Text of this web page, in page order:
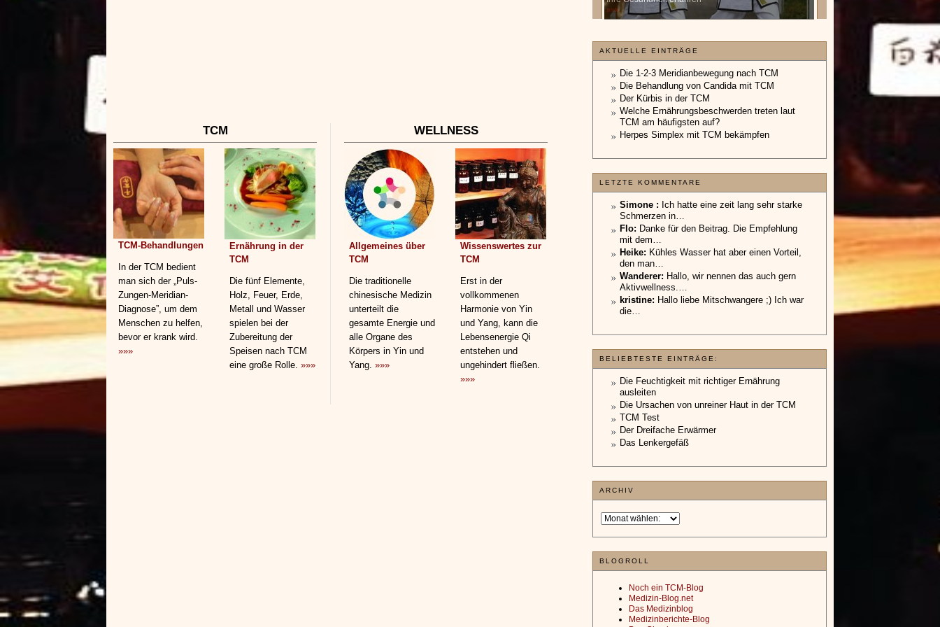
TCM
TCM-Behandlungen
In der TCM bedient
man sich der „Puls-
Zungen-Meridian-
Diagnose”, um dem
Menschen zu helfen,
bevor er krank wird.
»»»
Ernährung in der
TCM
Die fünf Elemente,
Holz, Feuer, Erde,
Metall und Wasser
spielen bei der
Zubereitung der
Speisen nach TCM
eine große Rolle. »»»
WELLNESS
Allgemeines über
TCM
Die traditionelle
chinesische Medizin
unterteilt die
gesamte Energie und
alle Organe des
Körpers in Yin und
Yang. »»»
Wissenswertes zur
TCM
Erst in der
vollkommenen
Harmonie von Yin
und Yang, kann die
Lebensenergie Qi
entstehen und
ungehindert fließen.
»»»
»»»
»»»
AKTUELLE EINTRÄGE
Die 1-2-3 Meridianbewegung nach TCM
Die Behandlung von Candida mit TCM
Der Kürbis in der TCM
Welche Ernährungsbeschwerden treten laut
TCM am häufigsten auf?
Herpes Simplex mit TCM bekämpfen
LETZTE KOMMENTARE
Simone : Ich hatte eine zeit lang sehr starke
Schmerzen in…
Flo: Danke für den Beitrag. Die Empfehlung
mit dem…
Heike: Kühles Wasser hat aber einen Vorteil,
den man…
Wanderer: Hallo, wir nennen das auch gern
Aktivwellness.…
kristine: Hallo liebe Mitschwangere ;) Ich war
die…
BELIEBTESTE EINTRÄGE:
Die Feuchtigkeit mit richtiger Ernährung
ausleiten
Die Ursachen von unreiner Haut in der TCM
TCM Test
Der Dreifache Erwärmer
Das Lenkergefäß
ARCHIV
BLOGROLL
Noch ein TCM-Blog
Medizin-Blog.net
Das Medizinblog
Medizinberichte-Blog